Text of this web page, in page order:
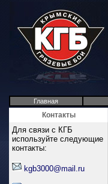
Главная
Контакты
Для связи с КГБ
используйте следующие
контакты:
kgb3000@mail.ru